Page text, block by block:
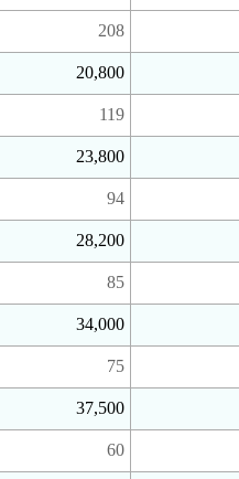
208
20,800
119
23,800
94
28,200
85
34,000
75
37,500
60